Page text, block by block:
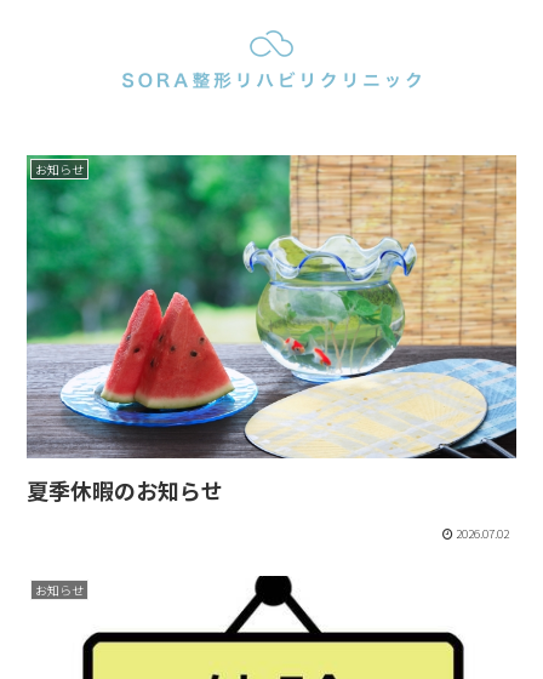
お知らせ
夏季休暇のお知らせ
2026.07.02
お知らせ